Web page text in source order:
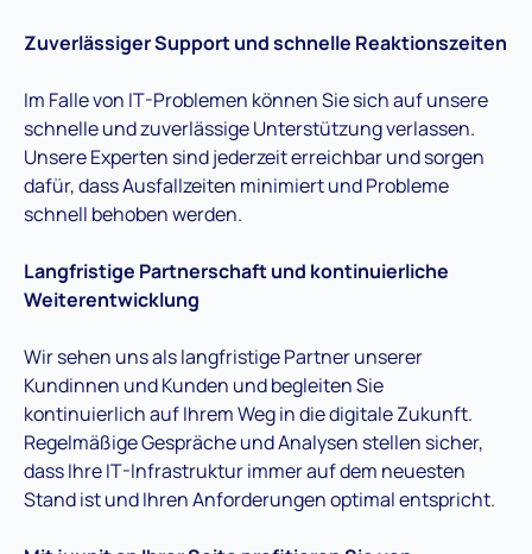
Zuverlässiger Support und schnelle Reaktionszeiten
Im Falle von IT-Problemen können Sie sich auf unsere
schnelle und zuverlässige Unterstützung verlassen.
Unsere Experten sind jederzeit erreichbar und sorgen
dafür, dass Ausfallzeiten minimiert und Probleme
schnell behoben werden.
Langfristige Partnerschaft und kontinuierliche
Weiterentwicklung
Wir sehen uns als langfristige Partner unserer
Kundinnen und Kunden und begleiten Sie
kontinuierlich auf Ihrem Weg in die digitale Zukunft.
Regelmäßige Gespräche und Analysen stellen sicher,
dass Ihre IT-Infrastruktur immer auf dem neuesten
Stand ist und Ihren Anforderungen optimal entspricht.